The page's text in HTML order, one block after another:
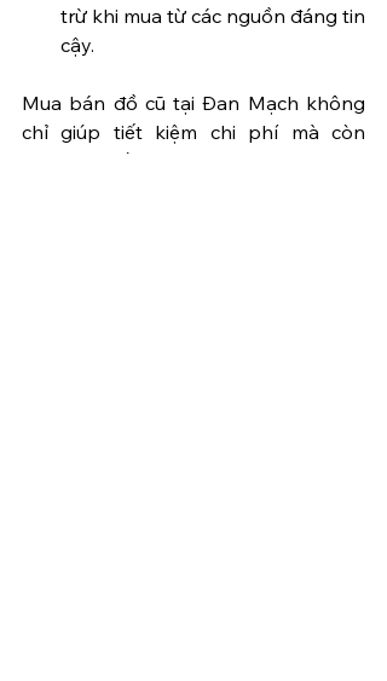
trừ khi mua từ các nguồn đáng tin
cậy.
Mua bán đồ cũ tại Đan Mạch không
chỉ giúp tiết kiệm chi phí mà còn
mang lại niềm vui khi tìm được những